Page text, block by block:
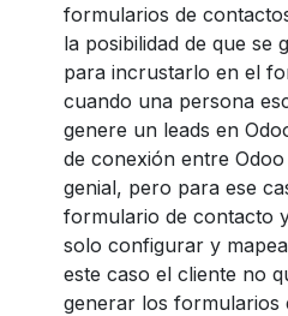
formularios de
la posibilidad de que se
para incrustarlo en el
cuando una persona
genere un leads en
de conexión entre
genial, pero para ese
formulario de contacto
solo configurar y
este caso el cliente no
generar los formularios